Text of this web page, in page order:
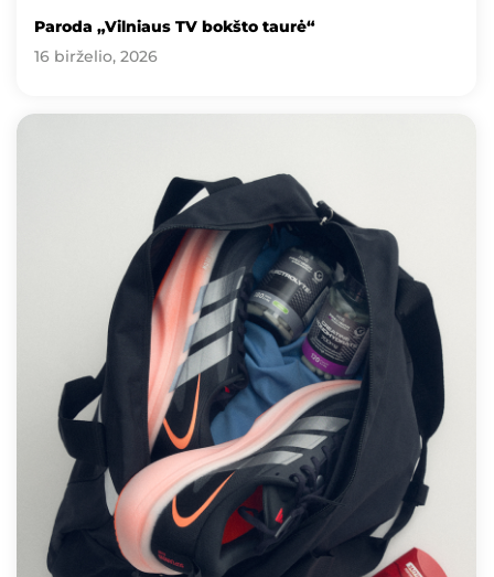
Paroda „Vilniaus TV bokšto taurė“
16 birželio, 2026